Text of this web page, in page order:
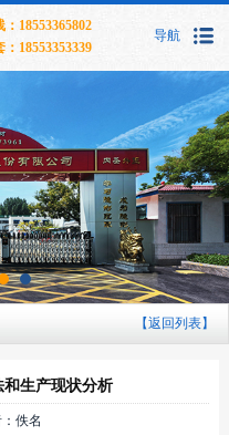
导航
18553365802
18553353339
【返回列表】
生产现状分析
佚名